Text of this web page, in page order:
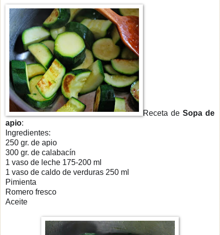
Receta de Sopa de
apio:
Ingredientes:
250 gr. de apio
300 gr. de calabacín
1 vaso de leche 175-200 ml
1 vaso de caldo de verduras 250 ml
Pimienta
Romero fresco
Aceite